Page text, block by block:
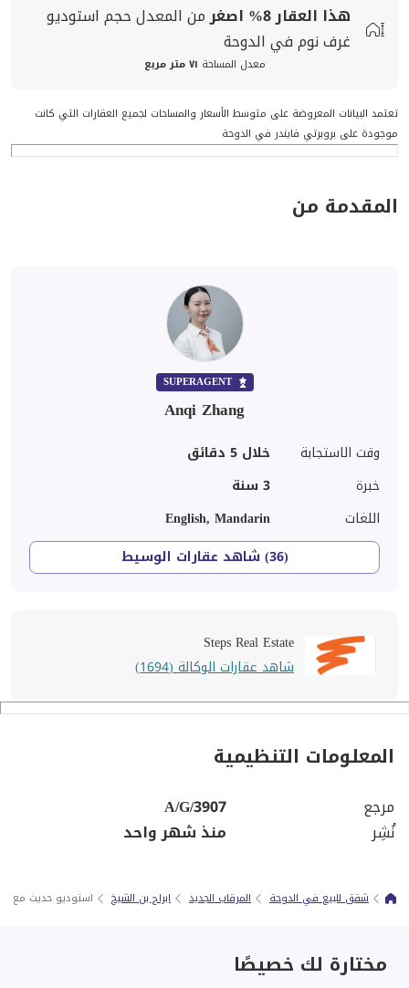
هذا العقار8% اصغرمن المعدلحجم استوديو
غرف نوم في الدوحة
معدل المساحة ٧١ متر مربع
تعتمد البيانات المعروضة على متوسط الأسعار والمساحات لجميع العقارات التي كانت
موجودة على بروبرتي فايندر في الدوحة
المقدمة من
SUPERAGENT
Anqi Zhang
وقت الاستجابة
خلال 5 دقائق
خبرة
3 سنة
اللغات
English, Mandarin
(36) شاهد عقارات الوسيط
Steps Real Estate
شاهد عقارات الوكالة (1694)
المعلومات التنظيمية
مرجع
A/G/3907
نُشِر
منذ شهر واحد
شقق للبيع في الدوحة المرقاب الجديد ابراج بن الشيخ استوديو حديث مع
مختارة لك خصيصًا